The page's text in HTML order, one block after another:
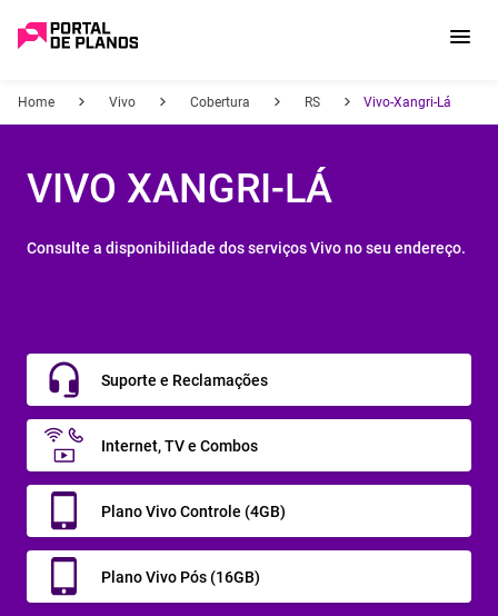
Home Vivo Cobertura RS Vivo-Xangri-Lá
VIVO XANGRI-LÁ
Consulte a disponibilidade dos serviços Vivo no seu endereço.
Suporte e Reclamações
Internet, TV e Combos
Plano Vivo Controle (4GB)
Plano Vivo Pós (16GB)